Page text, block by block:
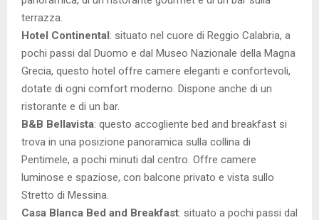
terrazza.
Hotel Continental: situato nel cuore di Reggio Calabria, a
pochi passi dal Duomo e dal Museo Nazionale della Magna
Grecia, questo hotel offre camere eleganti e confortevoli,
dotate di ogni comfort moderno. Dispone anche di un
ristorante e di un bar.
B&B Bellavista: questo accogliente bed and breakfast si
trova in una posizione panoramica sulla collina di
Pentimele, a pochi minuti dal centro. Offre camere
luminose e spaziose, con balcone privato e vista sullo
Stretto di Messina.
Casa Blanca Bed and Breakfast: situato a pochi passi dal